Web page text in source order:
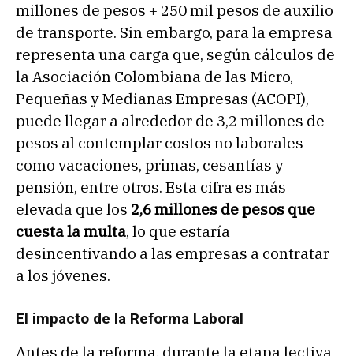
millones de pesos + 250 mil pesos de auxilio
de transporte. Sin embargo, para la empresa
representa una carga que, según cálculos de
la Asociación Colombiana de las Micro,
Pequeñas y Medianas Empresas (ACOPI),
puede llegar a alrededor de 3,2 millones de
pesos al contemplar costos no laborales
como vacaciones, primas, cesantías y
pensión, entre otros. Esta cifra es más
elevada que los 2,6 millones de pesos que
cuesta la multa, lo que estaría
desincentivando a las empresas a contratar
a los jóvenes.
El impacto de la Reforma Laboral
Antes de la reforma, durante la etapa lectiva